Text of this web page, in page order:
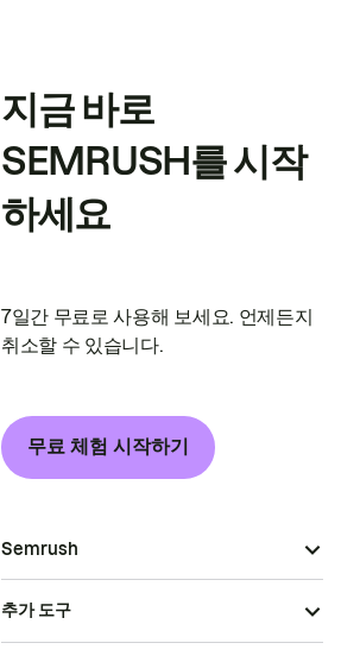
지금 바로
SEMRUSH를 시작
하세요
7일간 무료로 사용해 보세요. 언제든지
취소할 수 있습니다.
무료 체험 시작하기
Semrush
추가 도구